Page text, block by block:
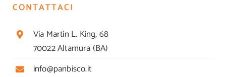
CONTATTACI
Via Martin L. King, 68
70022 Altamura (BA)
info@panbisco.it